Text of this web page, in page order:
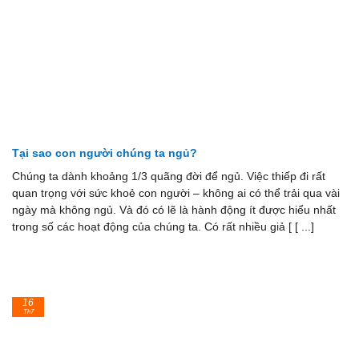
Tại sao con người chúng ta ngủ?
Chúng ta dành khoảng 1/3 quãng đời để ngủ. Việc thiếp đi rất
quan trọng với sức khoẻ con người – không ai có thể trải qua vài
ngày mà không ngủ. Và đó có lẽ là hành động ít được hiểu nhất
trong số các hoạt động của chúng ta. Có rất nhiều giả [ [ ...]
16
Th7